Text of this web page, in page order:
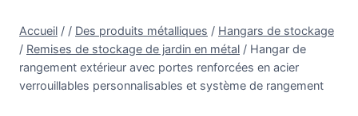
Accueil / / Des produits métalliques / Hangars de stockage
/ Remises de stockage de jardin en métal / Hangar de
rangement extérieur avec portes renforcées en acier
verrouillables personnalisables et système de rangement